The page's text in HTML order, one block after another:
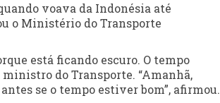
voava da Indonésia até
o Ministério do Transporte
está ficando escuro. O tempo
do Transporte. “Amanhã,
se o tempo estiver bom”, afirmou.